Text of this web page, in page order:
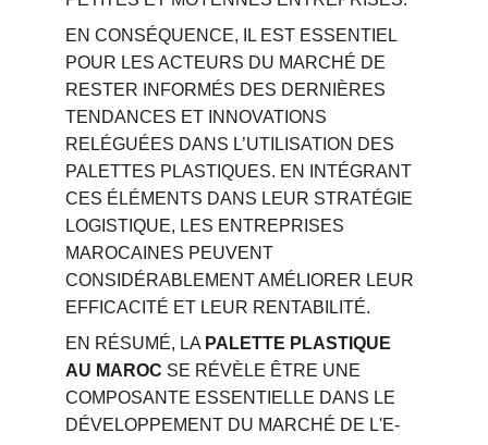
EN CONSÉQUENCE, IL EST ESSENTIEL
POUR LES ACTEURS DU MARCHÉ DE
RESTER INFORMÉS DES DERNIÈRES
TENDANCES ET INNOVATIONS
RELÉGUÉES DANS L’UTILISATION DES
PALETTES PLASTIQUES. EN INTÉGRANT
CES ÉLÉMENTS DANS LEUR STRATÉGIE
LOGISTIQUE, LES ENTREPRISES
MAROCAINES PEUVENT
CONSIDÉRABLEMENT AMÉLIORER LEUR
EFFICACITÉ ET LEUR RENTABILITÉ.
EN RÉSUMÉ, LA PALETTE PLASTIQUE
AU MAROC SE RÉVÈLE ÊTRE UNE
COMPOSANTE ESSENTIELLE DANS LE
DÉVELOPPEMENT DU MARCHÉ DE L'E-